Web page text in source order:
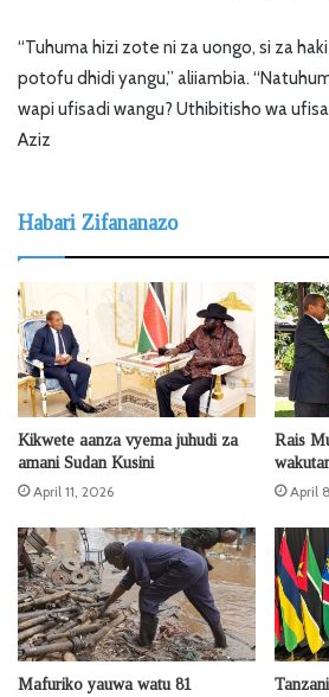
“Tuhuma hizi zote ni za uongo, si za
potofu dhidi yangu,” aliiambia.
wapi ufisadi wangu? Uthibitisho wa
Aziz
Habari Zifananazo
Kikwete aanza vyema juhudi za
amani Sudan Kusini
April 11, 2026
Rais
April
Mafuriko yauwa watu 81